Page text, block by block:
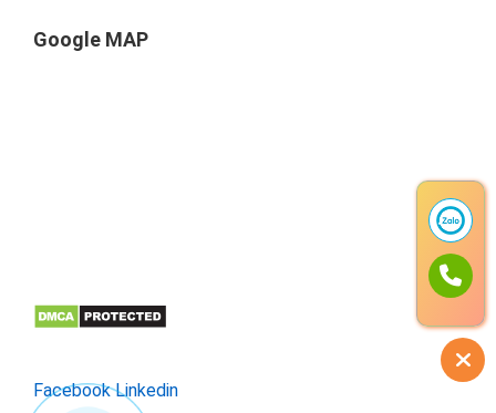
Google MAP
Facebook Linkedin